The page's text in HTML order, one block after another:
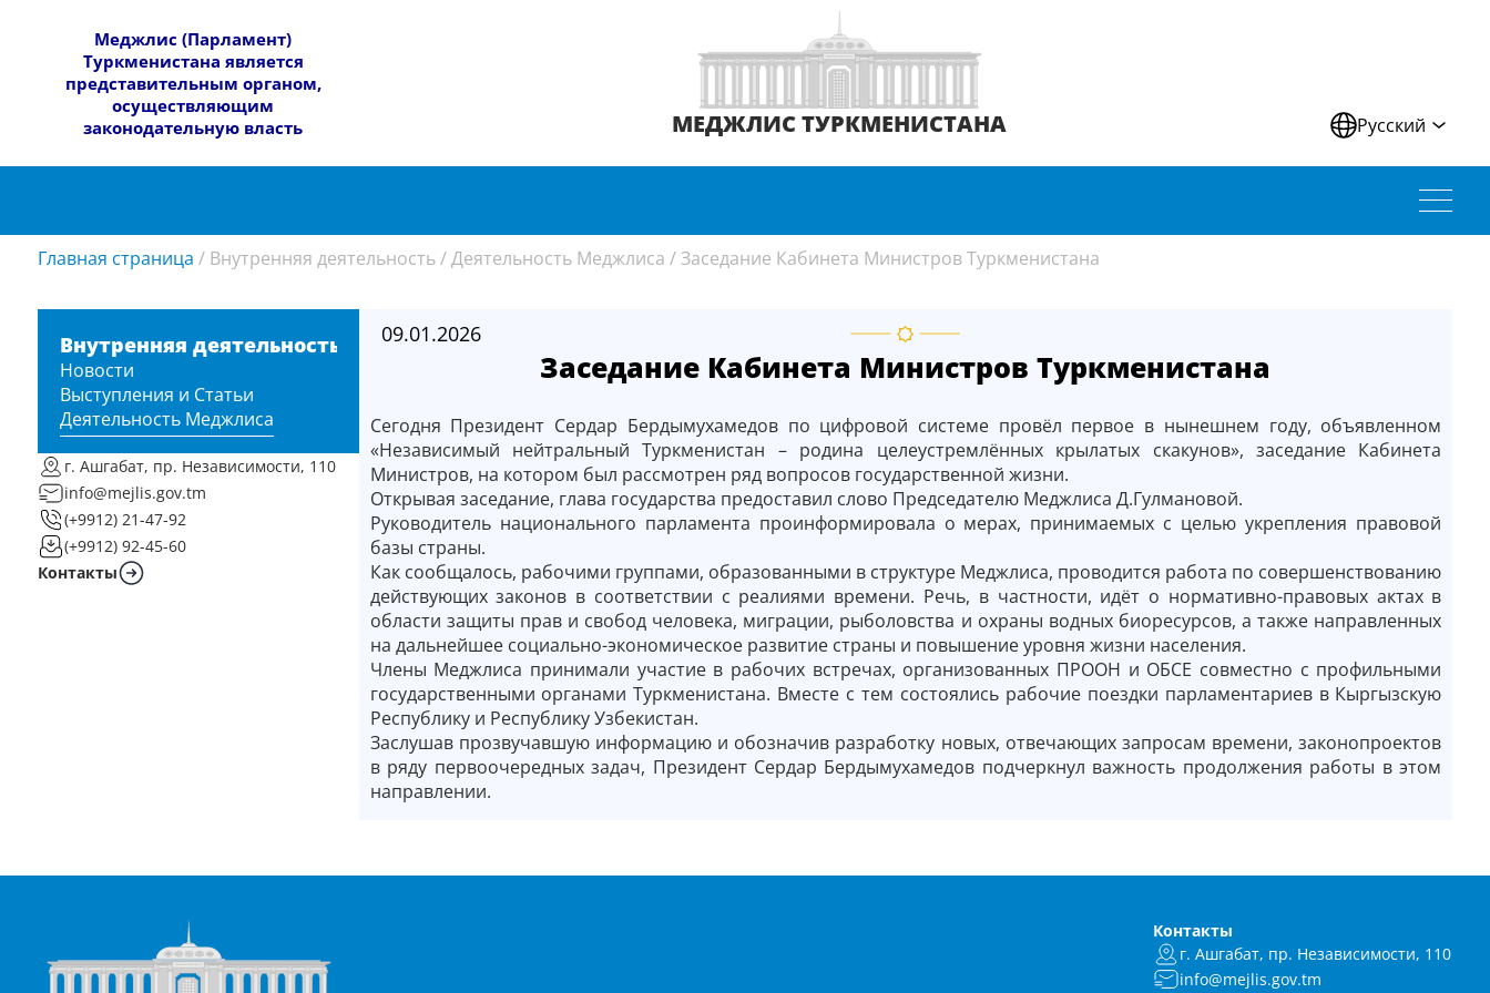
​Меджлис (Парламент)
Туркменистана является
представительным органом,
осуществляющим
законодательную власть
МЕДЖЛИС ТУРКМЕНИСТАНА Русский
Главная страница / Внутренняя деятельность /Деятельность Меджлиса / Заседание Кабинета Министров Туркменистана
Внутренняя деятельность
Новости
Выступления и Статьи
Деятельность Меджлиса
г. Ашгабат, пр. Независимости, 110
info@mejlis.gov.tm
(+9912) 21-47-92
(+9912) 92-45-60
Контакты
09.01.2026
Заседание Кабинета Министров Туркменистана
Сегодня Президент Сердар Бердымухамедов по цифровой системе провёл первое в нынешнем году, объявленном
«Независимый нейтральный Туркменистан – родина целеустремлённых крылатых скакунов», заседание Кабинета
Министров, на котором был рассмотрен ряд вопросов государственной жизни.
Открывая заседание, глава государства предоставил слово Председателю Меджлиса Д.Гулмановой.
Руководитель национального парламента проинформировала о мерах, принимаемых с целью укрепления правовой
базы страны.
Как сообщалось, рабочими группами, образованными в структуре Меджлиса, проводится работа по совершенствованию
действующих законов в соответствии с реалиями времени. Речь, в частности, идёт о нормативно-правовых актах в
области защиты прав и свобод человека, миграции, рыболовства и охраны водных биоресурсов, а также направленных
на дальнейшее социально-экономическое развитие страны и повышение уровня жизни населения.
Члены Меджлиса принимали участие в рабочих встречах, организованных ПРООН и ОБСЕ совместно с профильными
государственными органами Туркменистана. Вместе с тем состоялись рабочие поездки парламентариев в Кыргызскую
Республику и Республику Узбекистан.
Заслушав прозвучавшую информацию и обозначив разработку новых, отвечающих запросам времени, законопроектов
в ряду первоочередных задач, Президент Сердар Бердымухамедов подчеркнул важность продолжения работы в этом
направлении.
Контакты
г. Ашгабат, пр. Независимости, 110
info@mejlis.gov.tm